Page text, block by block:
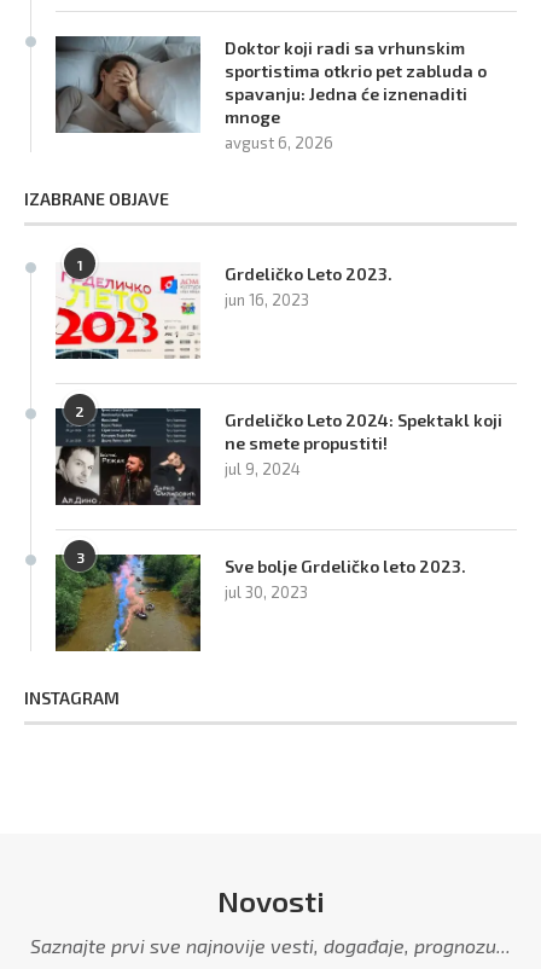
Doktor koji radi sa vrhunskim
sportistima otkrio pet zabluda o
spavanju: Jedna će iznenaditi
mnoge
avgust 6, 2026
IZABRANE OBJAVE
1 Grdeličko Leto 2023.
jun 16, 2023
2
Grdeličko Leto 2024: Spektakl koji
ne smete propustiti!
jul 9, 2024
3 Sve bolje Grdeličko leto 2023.
jul 30, 2023
INSTAGRAM
Novosti
Saznajte prvi sve najnovije vesti, događaje, prognozu...